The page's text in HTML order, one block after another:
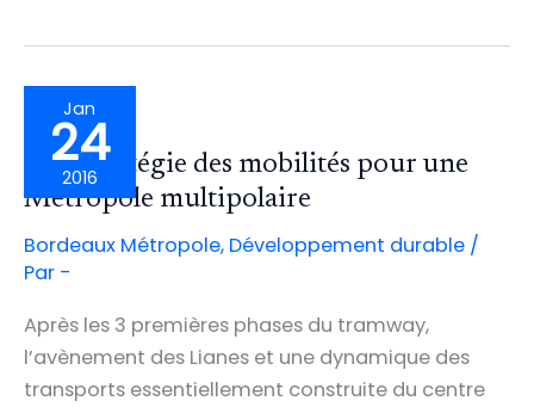
ET
Jan
24
2016
Une stratégie des mobilités pour une
Métropole multipolaire
Bordeaux Métropole, Développement durable /
Par -
Après les 3 premières phases du tramway,
l’avènement des Lianes et une dynamique des
transports essentiellement construite du centre